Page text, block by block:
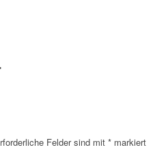
Felder sind mit * markiert